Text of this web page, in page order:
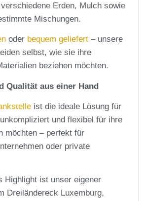
Erden, Mulch sowie
Mischungen.
oder bequem geliefert – unsere
selbst, wie sie ihre
beziehen möchten.
Qualität aus einer Hand
ist die ideale Lösung für
und flexibel für ihre
möchten – perfekt für
oder private
Highlight ist unser eigener
Dreiländereck Luxemburg,